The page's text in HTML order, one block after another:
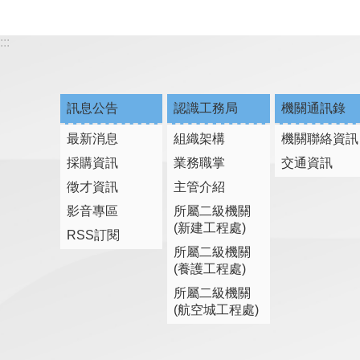
:::
訊息公告
最新消息
採購資訊
徵才資訊
影音專區
RSS訂閱
認識工務局
組織架構
業務職掌
主管介紹
所屬二級機關
(新建工程處)
所屬二級機關
(養護工程處)
所屬二級機關
(航空城工程處)
機關通訊錄
機關聯絡資訊
交通資訊